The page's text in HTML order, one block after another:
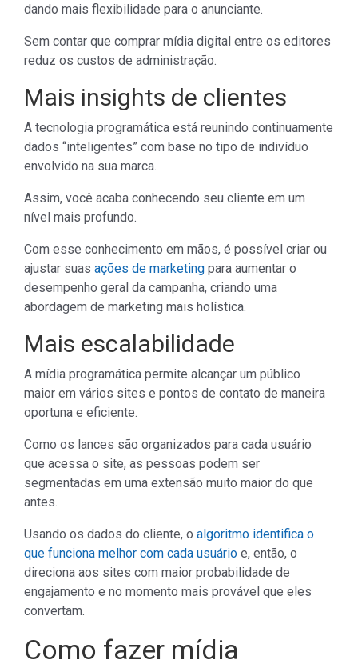
dando mais flexibilidade para o anunciante.
Sem contar que comprar mídia digital entre os editores
reduz os custos de administração.
Mais insights de clientes
A tecnologia programática está reunindo continuamente
dados “inteligentes” com base no tipo de indivíduo
envolvido na sua marca.
Assim, você acaba conhecendo seu cliente em um
nível mais profundo.
Com esse conhecimento em mãos, é possível criar ou
ajustar suas ações de marketing para aumentar o
desempenho geral da campanha, criando uma
abordagem de marketing mais holística.
Mais escalabilidade
A mídia programática permite alcançar um público
maior em vários sites e pontos de contato de maneira
oportuna e eficiente.
Como os lances são organizados para cada usuário
que acessa o site, as pessoas podem ser
segmentadas em uma extensão muito maior do que
antes.
Usando os dados do cliente, o algoritmo identifica o
que funciona melhor com cada usuário e, então, o
direciona aos sites com maior probabilidade de
engajamento e no momento mais provável que eles
convertam.
Como fazer mídia